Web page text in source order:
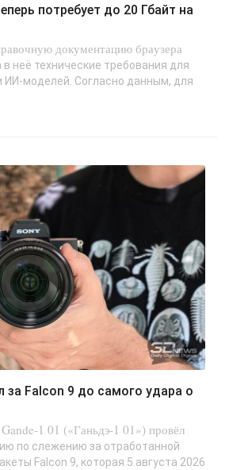
документацию браузера
неё технические требования для
ИИ-моделей. Согласно данным, для
1 01 («Ганьдэ-1 01») провёл
по слежению за отработанной
Falcon 9, которая 5 августа 2026